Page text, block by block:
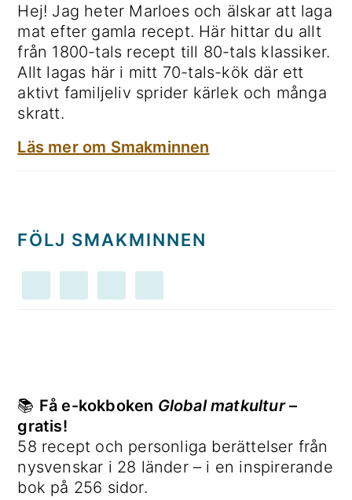
Hej! Jag heter Marloes och älskar att laga
mat efter gamla recept. Här hittar du allt
från 1800-tals recept till 80-tals klassiker.
Allt lagas här i mitt 70-tals-kök där ett
aktivt familjeliv sprider kärlek och många
skratt.
Läs mer om Smakminnen
FÖLJ SMAKMINNEN
📚 Få e-kokboken Global matkultur–
gratis!
58 recept och personliga berättelser från
nysvenskar i 28 länder – i en inspirerande
bok på 256 sidor.